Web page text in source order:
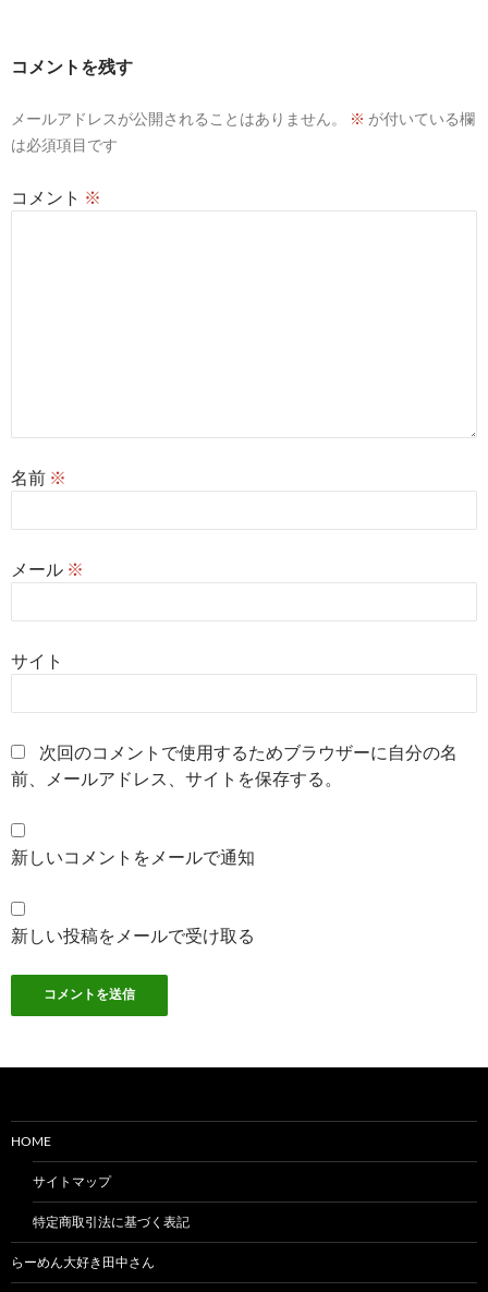
コメントを残す
メールアドレスが公開されることはありません。 ※ が付いている欄
は必須項目です
コメント ※
名前 ※
メール ※
サイト
次回のコメントで使用するためブラウザーに自分の名
前、メールアドレス、サイトを保存する。
新しいコメントをメールで通知
新しい投稿をメールで受け取る
HOME
サイトマップ
特定商取引法に基づく表記
らーめん大好き田中さん